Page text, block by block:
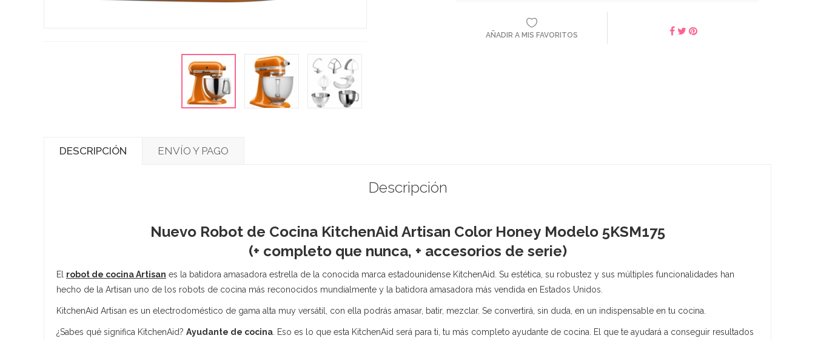
AÑADIR A MIS FAVORITOS
DESCRIPCIÓN ENVÍO Y PAGO
Descripción
Nuevo Robot de Cocina KitchenAid Artisan Color Honey Modelo 5KSM175
(+ completo que nunca, + accesorios de serie)
El robot de cocina Artisan es la batidora amasadora estrella de la conocida marca estadounidense KitchenAid. Su estética, su robustez y sus múltiples funcionalidades han
hecho de la Artisan uno de los robots de cocina más reconocidos mundialmente y la batidora amasadora más vendida en Estados Unidos.
KitchenAid Artisan es un electrodoméstico de gama alta muy versátil, con ella podrás amasar, batir, mezclar. Se convertirá, sin duda, en un indispensable en tu cocina.
¿Sabes qué significa KitchenAid? Ayudante de cocina . Eso es lo que esta KitchenAid será para ti, tu más completo ayudante de cocina. El que te ayudará a conseguir resultados